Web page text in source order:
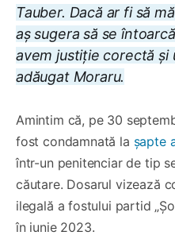
Tauber. Dacă ar fi să
aș sugera să se
avem justiție corectă și
adăugat Moraru.
Amintim că, pe 30
fost condamnată la șapte
într-un penitenciar de tip
căutare. Dosarul vizează
ilegală a fostului partid
în iunie 2023.